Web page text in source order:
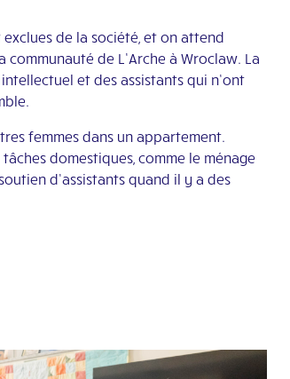
de la société, et on attend
communauté de L’Arche à Wroclaw. La
et des assistants qui n’ont
femmes dans un appartement.
domestiques, comme le ménage
d’assistants quand il y a des